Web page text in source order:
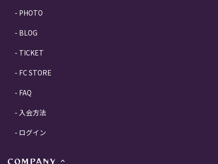
PHOTO
BLOG
TICKET
FC STORE
FAQ
入会方法
ログイン
COMPANY